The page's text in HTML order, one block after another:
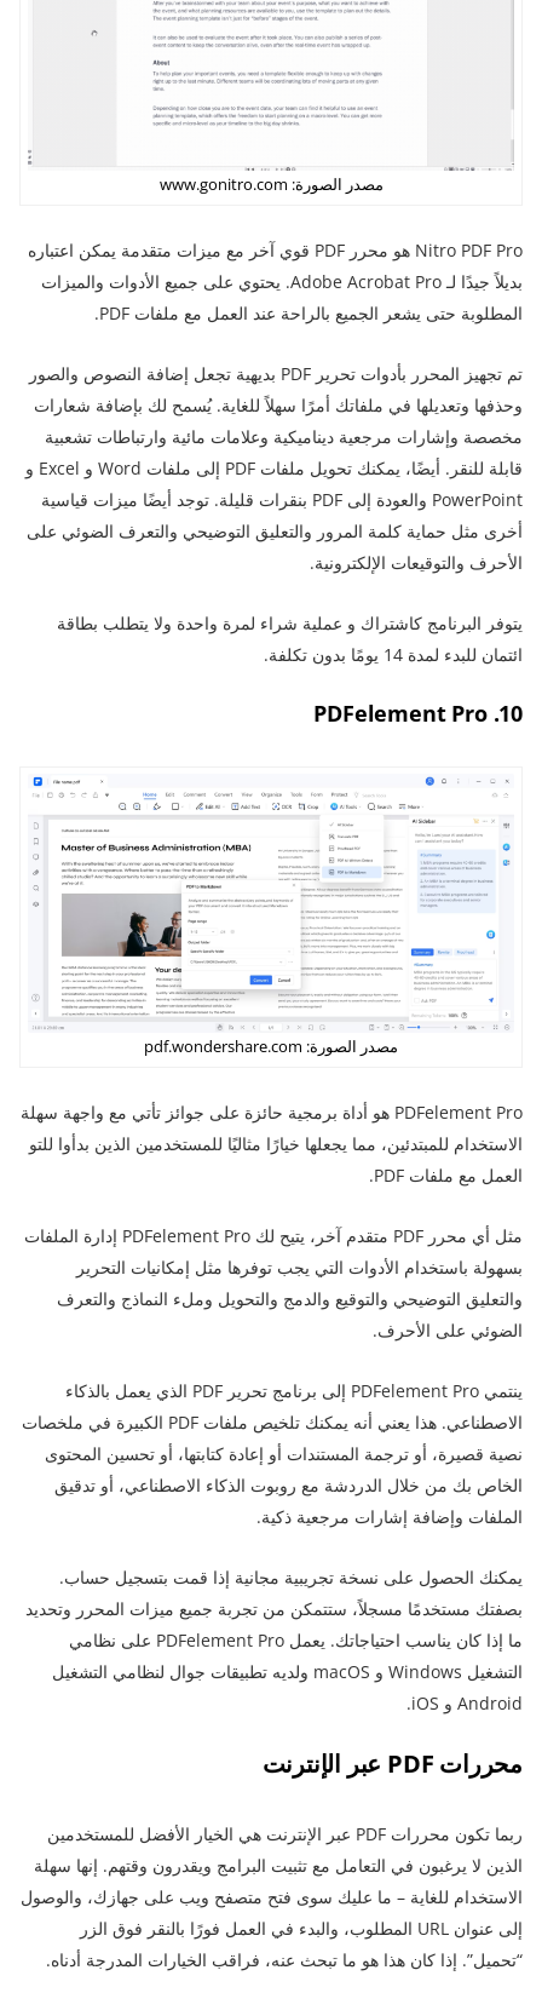
مصدر الصورة: www.gonitro.com
Nitro PDF Pro هو محرر PDF قوي آخر مع ميزات متقدمة يمكن اعتباره
بديلاً جيدًا لـ Adobe Acrobat Pro. يحتوي على جميع الأدوات والميزات
المطلوبة حتى يشعر الجميع بالراحة عند العمل مع ملفات PDF.
تم تجهيز المحرر بأدوات تحرير PDF بديهية تجعل إضافة النصوص والصور
وحذفها وتعديلها في ملفاتك أمرًا سهلاً للغاية. يُسمح لك بإضافة شعارات
مخصصة وإشارات مرجعية ديناميكية وعلامات مائية وارتباطات تشعبية
قابلة للنقر. أيضًا، يمكنك تحويل ملفات PDF إلى ملفات Word و Excel و
PowerPoint والعودة إلى PDF بنقرات قليلة. توجد أيضًا ميزات قياسية
أخرى مثل حماية كلمة المرور والتعليق التوضيحي والتعرف الضوئي على
الأحرف والتوقيعات الإلكترونية.
يتوفر البرنامج كاشتراك و عملية شراء لمرة واحدة ولا يتطلب بطاقة
ائتمان للبدء لمدة 14 يومًا بدون تكلفة.
10. PDFelement Pro
مصدر الصورة: pdf.wondershare.com
PDFelement Pro هو أداة برمجية حائزة على جوائز تأتي مع واجهة سهلة
الاستخدام للمبتدئين، مما يجعلها خيارًا مثاليًا للمستخدمين الذين بدأوا للتو
العمل مع ملفات PDF.
مثل أي محرر PDF متقدم آخر، يتيح لك PDFelement Pro إدارة الملفات
بسهولة باستخدام الأدوات التي يجب توفرها مثل إمكانيات التحرير
والتعليق التوضيحي والتوقيع والدمج والتحويل وملء النماذج والتعرف
الضوئي على الأحرف.
ينتمي PDFelement Pro إلى برنامج تحرير PDF الذي يعمل بالذكاء
الاصطناعي. هذا يعني أنه يمكنك تلخيص ملفات PDF الكبيرة في ملخصات
نصية قصيرة، أو ترجمة المستندات أو إعادة كتابتها، أو تحسين المحتوى
الخاص بك من خلال الدردشة مع روبوت الذكاء الاصطناعي، أو تدقيق
الملفات وإضافة إشارات مرجعية ذكية.
يمكنك الحصول على نسخة تجريبية مجانية إذا قمت بتسجيل حساب.
بصفتك مستخدمًا مسجلاً، ستتمكن من تجربة جميع ميزات المحرر وتحديد
ما إذا كان يناسب احتياجاتك. يعمل PDFelement Pro على نظامي
التشغيل Windows و macOS ولديه تطبيقات جوال لنظامي التشغيل
Android و iOS.
محررات PDF عبر الإنترنت
ربما تكون محررات PDF عبر الإنترنت هي الخيار الأفضل للمستخدمين
الذين لا يرغبون في التعامل مع تثبيت البرامج ويقدرون وقتهم. إنها سهلة
الاستخدام للغاية – ما عليك سوى فتح متصفح ويب على جهازك، والوصول
إلى عنوان URL المطلوب، والبدء في العمل فورًا بالنقر فوق الزر
“تحميل”. إذا كان هذا هو ما تبحث عنه، فراقب الخيارات المدرجة أدناه.